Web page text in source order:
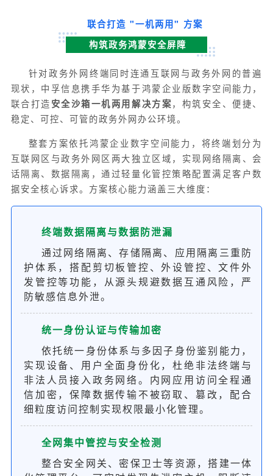
联合打造 "一机两用" 方案
构筑政务鸿蒙安全屏障
针对政务外网终端同时连通互联网与政务外网的普遍
现状，中孚信息携手华为基于鸿蒙企业版数字空间能力，
联合打造 安全沙箱一机两用解决方案，构筑安全、便捷、
稳定、可控、可管的政务外网办公环境。
整套方案依托鸿蒙企业数字空间能力，将终端划分为
互联网区与政务外网区两大独立区域，实现网络隔离、会
话隔离、数据隔离，通过轻量化管控策略配置满足客户数
据安全核心诉求。方案核心能力涵盖三大维度：
终端数据隔离与数据防泄漏
通过网络隔离、存储隔离、应用隔离三重防
护体系，搭配剪切板管控、外设管控、文件外
发管控等功能，从源头规避数据互通风险，严
防敏感信息外泄。
统一身份认证与传输加密
依托统一身份体系与多因子身份鉴别能力，
实现设备、用户全面身份化，杜绝非法终端与
非法人员接入政务网络。内网应用访问全程通
信加密，保障数据传输不被窃取、篡改，配合
细粒度访问控制实现权限最小化管理。
全网集中管控与安全检测
整合安全网关、密保卫士等资源，搭建一体